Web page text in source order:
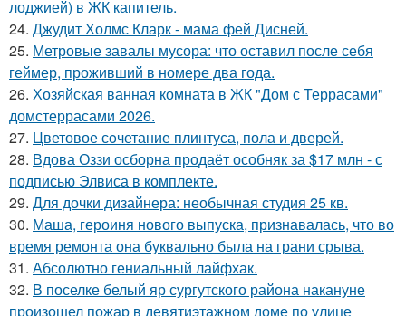
лоджией) в ЖК капитель.
24. Джудит Холмс Кларк - мама фей Дисней.
25. Метровые завалы мусора: что оставил после себя
геймер, проживший в номере два года.
26. Хозяйская ванная комната в ЖК "Дом с Террасами"
домстеррасами 2026.
27. Цветовое сoчетание плинтуса, пола и дверей.
28. Вдова Оззи осборна продаёт особняк за $17 млн - с
подписью Элвиса в комплекте.
29. Для дочки дизайнера: необычная студия 25 кв.
30. Маша, героиня нового выпуска, признавалась, что во
время ремонта она буквально была на грани срыва.
31. Абсолютно гениальный лайфхак.
32. В поселке белый яр сургутского района накануне
произошел пожар в девятиэтажном доме по улице